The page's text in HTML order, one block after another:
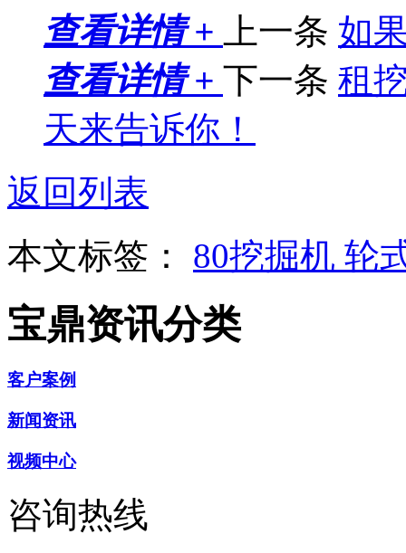
查看详情 + 上一条 如
查看详情 + 下一条 租
天来告诉你！
返回列表
本文标签： 80挖掘机 轮
宝鼎资讯分类
客户案例
新闻资讯
视频中心
咨询热线